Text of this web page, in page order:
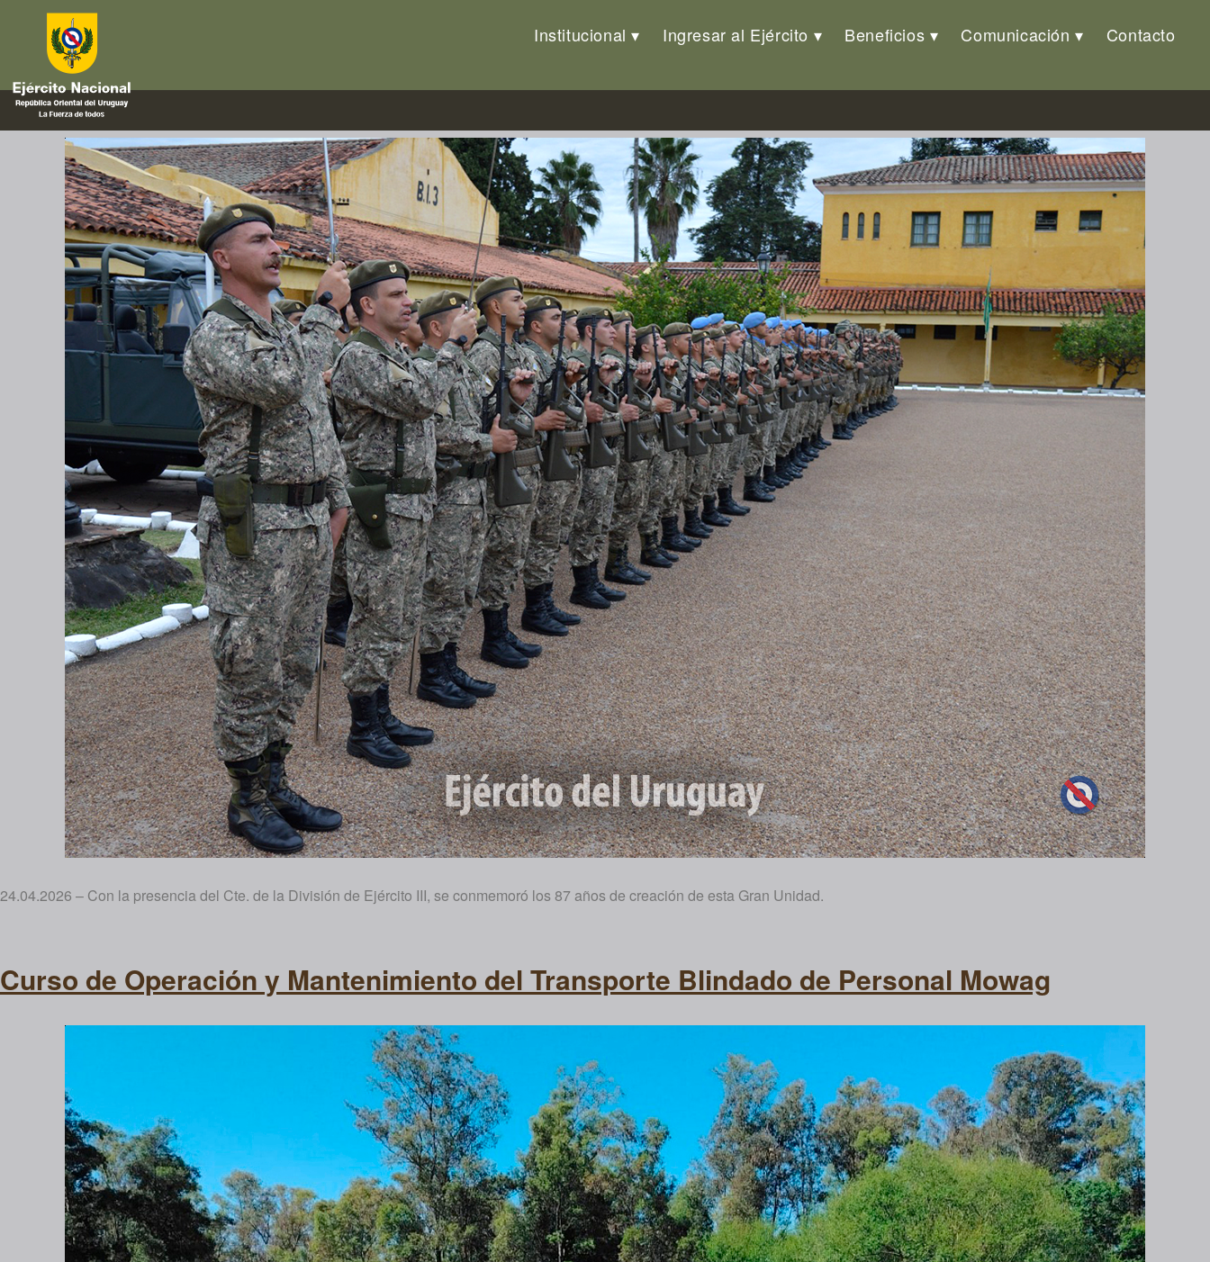
Institucional Ingresar al Ejército Beneficios Comunicación Contacto
mowag
Aniversario de la Brigada de Infantería N°3
24.04.2026 – Con la presencia del Cte. de la División de Ejército III, se conmemoró los 87 años de creación de esta Gran Unidad.
Curso de Operación y Mantenimiento del Transporte Blindado de Personal Mowag